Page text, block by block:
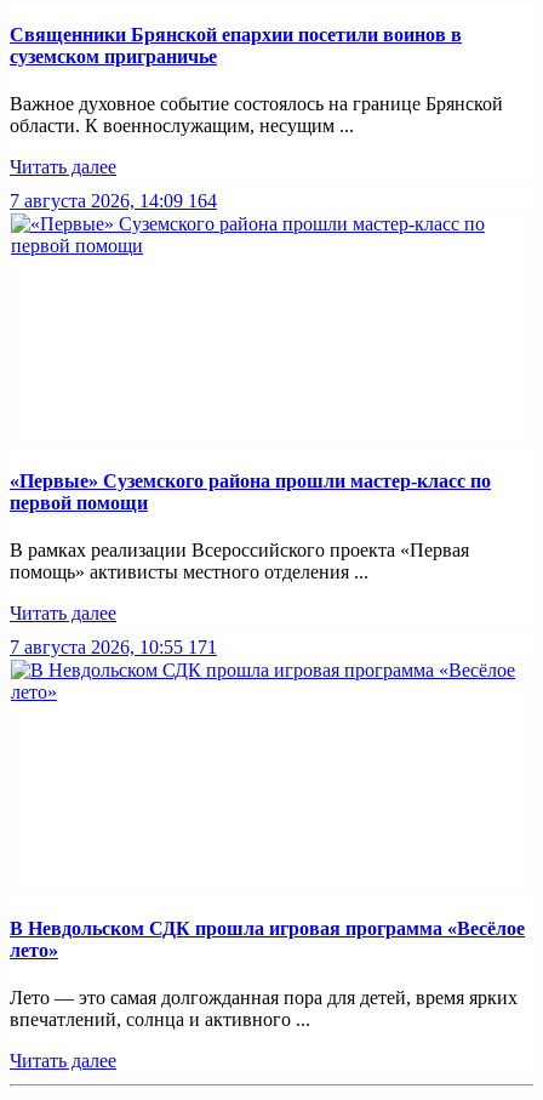
Священники Брянской епархии посетили воинов в
суземском приграничье
Важное духовное событие состоялось на границе Брянской
области. К военнослужащим, несущим ...
Читать далее
7 августа 2026, 14:09 164
«Первые» Суземского района прошли мастер-класс по
первой помощи
В рамках реализации Всероссийского проекта «Первая
помощь» активисты местного отделения ...
Читать далее
7 августа 2026, 10:55 171
В Невдольском СДК прошла игровая программа «Весёлое
лето»
Лето — это самая долгожданная пора для детей, время ярких
впечатлений, солнца и активного ...
Читать далее